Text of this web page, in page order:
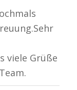
viele Grüße